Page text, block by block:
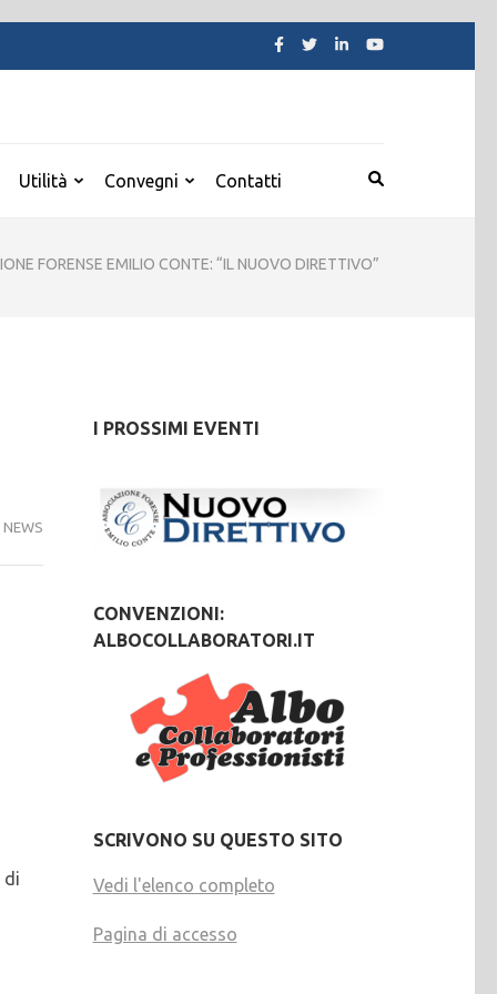
Utilità Convegni Contatti
FORENSE EMILIO CONTE: “IL NUOVO DIRETTIVO”
NEWS
di
I PROSSIMI EVENTI
CONVENZIONI:
ALBOCOLLABORATORI.IT
SCRIVONO SU QUESTO SITO
Vedi l'elenco completo
Pagina di accesso